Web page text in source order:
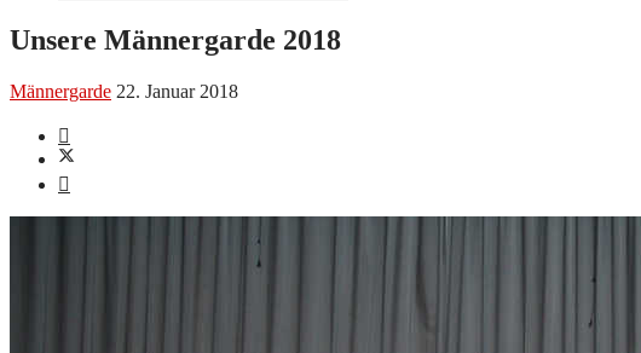
Unsere Männergarde 2018
Männergarde 22. Januar 2018